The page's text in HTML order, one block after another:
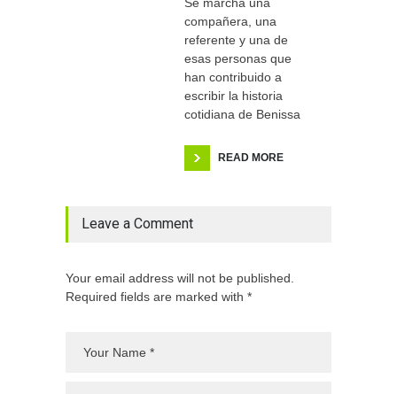
compañera, una
referente y una de
esas personas que
han contribuido a
escribir la historia
cotidiana de Benissa
READ MORE
Leave a Comment
Your email address will not be published.
Required fields are marked with *